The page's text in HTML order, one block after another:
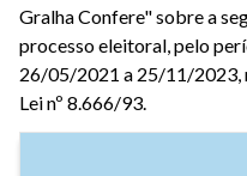
Gralha Confere" sobre a
processo eleitoral, pelo
26/05/2021 a 25/11/2023,
Lei nº 8.666/93.